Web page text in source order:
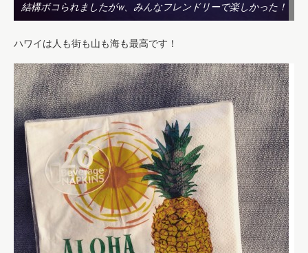
結構ボコられましたがw、みんなフレンドリーで楽しかった！
ハワイは人も街も山も海も最高です！